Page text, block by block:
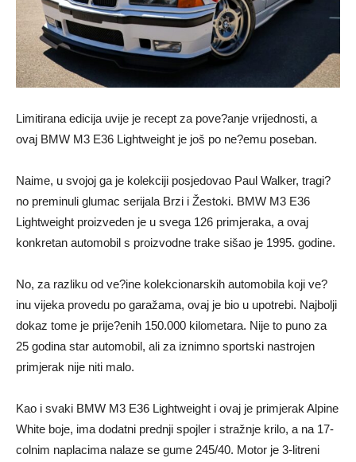
Limitirana edicija uvije je recept za pove?anje vrijednosti, a
ovaj BMW M3 E36 Lightweight je još po ne?emu poseban.
Naime, u svojoj ga je kolekciji posjedovao Paul Walker, tragi?
no preminuli glumac serijala Brzi i Žestoki. BMW M3 E36
Lightweight proizveden je u svega 126 primjeraka, a ovaj
konkretan automobil s proizvodne trake sišao je 1995. godine.
No, za razliku od ve?ine kolekcionarskih automobila koji ve?
inu vijeka provedu po garažama, ovaj je bio u upotrebi. Najbolji
dokaz tome je prije?enih 150.000 kilometara. Nije to puno za
25 godina star automobil, ali za iznimno sportski nastrojen
primjerak nije niti malo.
Kao i svaki BMW M3 E36 Lightweight i ovaj je primjerak Alpine
White boje, ima dodatni prednji spojler i stražnje krilo, a na 17-
colnim naplacima nalaze se gume 245/40. Motor je 3-litreni